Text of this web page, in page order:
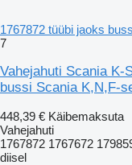
1767872 tüübi jaoks
7
Vahejahuti Scania K-
bussi Scania K,N,F-
448,39 € Käibemaksuta
Vahejahuti
1767872 1767672
diisel